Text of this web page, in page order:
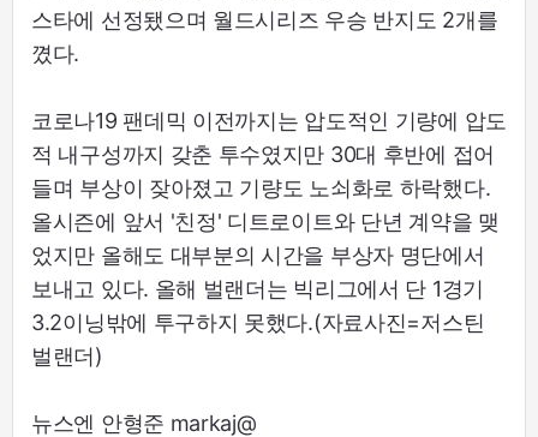
스타에 선정됐으며 월드시리즈 우승 반지도 2개를
꼈다.
코로나19 팬데믹 이전까지는 압도적인 기량에 압도
적 내구성까지 갖춘 투수였지만 30대 후반에 접어
들며 부상이 잦아졌고 기량도 노쇠화로 하락했다.
올시즌에 앞서 '친정' 디트로이트와 단년 계약을 맺
었지만 올해도 대부분의 시간을 부상자 명단에서
보내고 있다. 올해 벌랜더는 빅리그에서 단 1경기
3.2이닝밖에 투구하지 못했다.(자료사진=저스틴
벌랜더)
뉴스엔 안형준 markaj@